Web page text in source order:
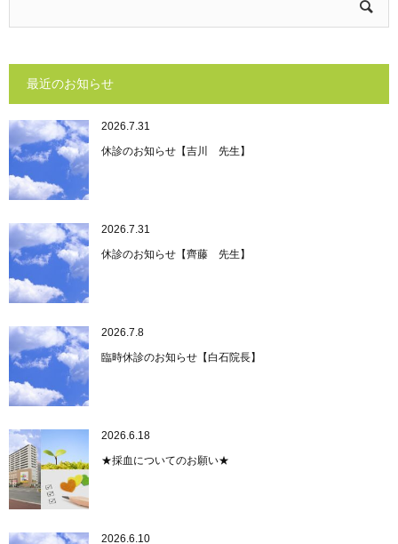
最近のお知らせ
休診のお知らせ【吉川 先生】
2026.7.31
休診のお知らせ【齊藤 先生】
2026.7.31
臨時休診のお知らせ【白石院長】
2026.7.8
★採血についてのお願い★
2026.6.18
2026.6.10